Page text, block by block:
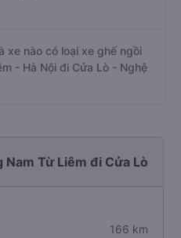
xe nào có loại xe ghế ngồi
- Hà Nội đi Cửa Lò - Nghệ
Từ Liêm đi Cửa Lò
166 km